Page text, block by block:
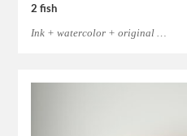
2 fish
Ink + watercolor + original …